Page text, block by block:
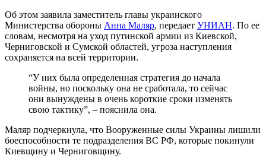
Об этом заявила заместитель главы украинского
Министерства обороны Анна Маляр, передает УНИАН. По ее
словам, несмотря на уход путинской армии из Киевской,
Черниговской и Сумской областей, угроза наступления
сохраняется на всей территории.
“У них была определенная стратегия до начала
войны, но поскольку она не сработала, то сейчас
они вынуждены в очень короткие сроки изменять
свою тактику”, – пояснила она.
Маляр подчеркнула, что Вооруженные силы Украины лишили
боеспособности те подразделения ВС РФ, которые покинули
Киевщину и Черниговщину.